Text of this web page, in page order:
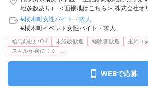
地多数あり） ＜面接地はこちら＞ 株式会社オリエンタル警備 横浜支社
神奈川県横浜市神奈川区鶴屋町3-29-9 タクエ
セス：「横浜駅」西口から徒歩3分 株式会社オ
阪東橋駅周辺エリア
#桜木町女性バイト・求人
#桜木町イベント女性バイト・求人
給与前払いOK 未経験歓迎 経験者歓迎
主婦（
スキルが身につく
...
WEBで応募